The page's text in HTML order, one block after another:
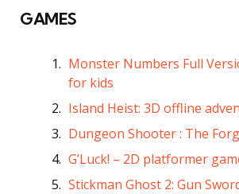
GAMES
Monster Numbers Full
for kids
Island Heist: 3D offline
Dungeon Shooter : The
G’Luck! – 2D platformer
Stickman Ghost 2: Gun